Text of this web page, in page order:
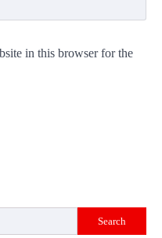
in this browser for the
Search